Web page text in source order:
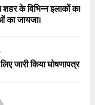
के विभिन्न इलाकों का
का जायजा।
जारी किया घोषणापत्र